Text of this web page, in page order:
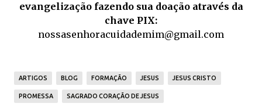
evangelização fazendo sua doação através da
chave PIX:
nossasenhoracuidademim@gmail.com
ARTIGOS BLOG FORMAÇÃO JESUS JESUS CRISTO
PROMESSA SAGRADO CORAÇÃO DE JESUS